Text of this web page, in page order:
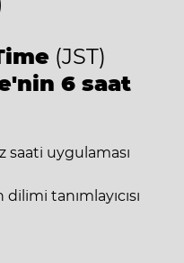
(JST)
6 saat
saati uygulaması
tanımlayıcısı